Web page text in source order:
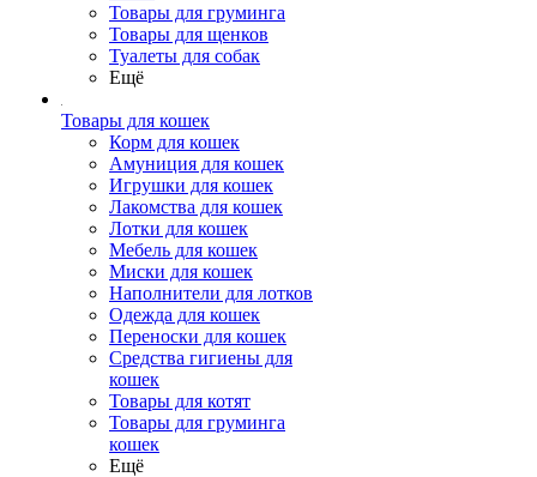
Товары для груминга
Товары для щенков
Туалеты для собак
Ещё
Товары для кошек
Корм для кошек
Амуниция для кошек
Игрушки для кошек
Лакомства для кошек
Лотки для кошек
Мебель для кошек
Миски для кошек
Наполнители для лотков
Одежда для кошек
Переноски для кошек
Средства гигиены для
кошек
Товары для котят
Товары для груминга
кошек
Ещё